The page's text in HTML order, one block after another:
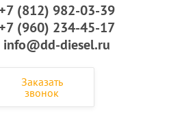
(812) 982-03-39
(960) 234-45-17
info@dd-diesel.ru
Заказать
звонок